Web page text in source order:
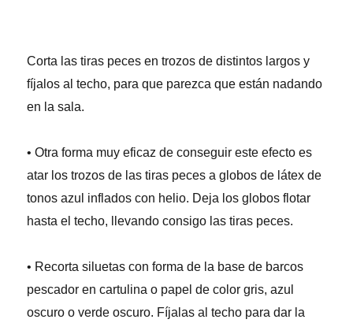
Corta las tiras peces en trozos de distintos largos y
fíjalos al techo, para que parezca que están nadando
en la sala.
• Otra forma muy eficaz de conseguir este efecto es
atar los trozos de las tiras peces a globos de látex de
tonos azul inflados con helio. Deja los globos flotar
hasta el techo, llevando consigo las tiras peces.
• Recorta siluetas con forma de la base de barcos
pescador en cartulina o papel de color gris, azul
oscuro o verde oscuro. Fíjalas al techo para dar la